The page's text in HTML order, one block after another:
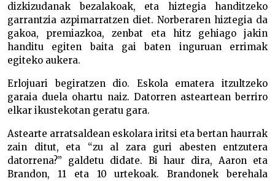
dizkizudanak bezalakoak, eta hiztegia handitzeko
garrantzia azpimarratzen diet. Norberaren hiztegia da
gakoa, premiazkoa, zenbat eta hitz gehiago jakin
handitu egiten baita gai baten inguruan errimak
egiteko aukera.
Erlojuari begiratzen dio. Eskola ematera itzultzeko
garaia duela ohartu naiz. Datorren asteartean berriro
elkar ikustekotan geratu gara.
Astearte arratsaldean eskolara iritsi eta bertan haurrak
zain ditut, eta “zu al zara guri abesten entzutera
datorrena?” galdetu didate. Bi haur dira, Aaron eta
Brandon, 11 eta 10 urtekoak. Brandonek berehala